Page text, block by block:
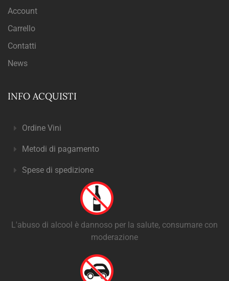
Account
Carrello
Contatti
News
INFO ACQUISTI
Ordine Vini
Metodi di pagamento
Spese di spedizione
L'abuso di alcool è dannoso per la salute, consumare con
moderazione